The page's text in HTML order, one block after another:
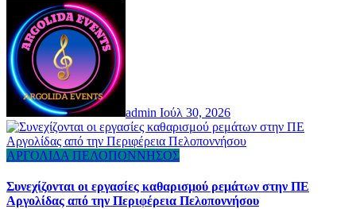
admin Ιούλ 30, 2026
ΑΡΓΟΛΙΔΑ ΠΕΛΟΠΟΝΝΗΣΟΣ
Συνεχίζονται οι εργασίες καθαρισμού ρεμάτων στην ΠΕ
Αργολίδας από την Περιφέρεια Πελοποννήσου